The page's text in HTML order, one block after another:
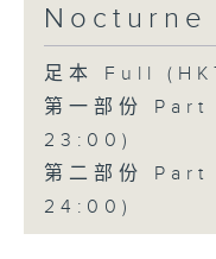
Nocturne
足本 Full
第一部份
23:00)
第二部份
24:00)